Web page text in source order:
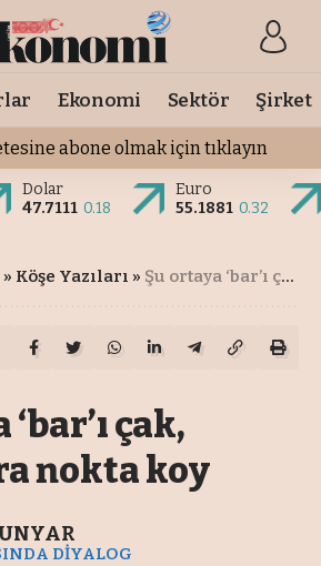
Ekonomi Sektör Şirket
abone olmak için tıklayın
Dolar
47.7111 0.18
Euro
55.1881 0.32
» Köşe Yazıları » Şu ortaya ‘bar’ı çak, kuşkulara nokta koy
çak,
nokta koy
DİYALOG